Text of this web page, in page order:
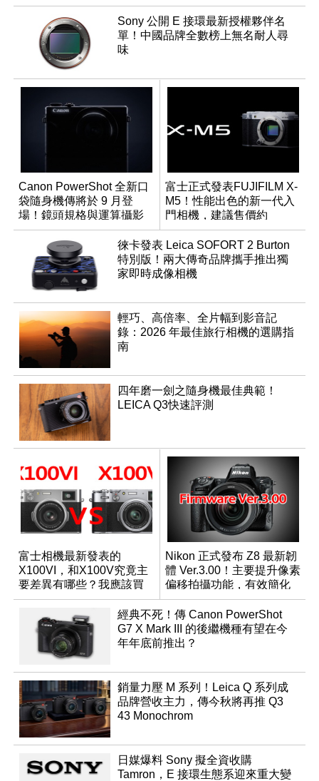
Sony 公開 E 接環最新授權夥伴名
單！中國品牌全數榜上無名耐人尋
味
Canon PowerShot 全新口
袋隨身機傳將於 9 月登
場！鏡頭規格與運算攝影
升級成為焦點
富士正式發表FUJIFILM X-
M5！性能出色的新一代入
門相機，建議售價約
NT$26,000
徠卡發表 Leica SOFORT 2 Burton
特別版！兩大傳奇品牌攜手推出獨
家即時成像相機
輕巧、高倍率、全片幅到影音記
錄：2026 年最佳旅行相機的選購指
南
四年磨一劍之隨身機最佳典範！
LEICA Q3快速評測
富士相機最新發表的
X100VI，和X100V究竟主
要差異有哪些？我應該買
哪一台？
Nikon 正式發布 Z8 最新韌
體 Ver.3.00！主要提升像素
偏移拍攝功能，有效簡化
工作流程
經典不死！傳 Canon PowerShot
G7 X Mark III 的後繼機種有望在今
年年底前推出？
銷量力壓 M 系列！Leica Q 系列成
品牌營收主力，傳今秋將再推 Q3
43 Monochrom
日媒爆料 Sony 擬全資收購
Tamron，E 接環生態系迎來重大變